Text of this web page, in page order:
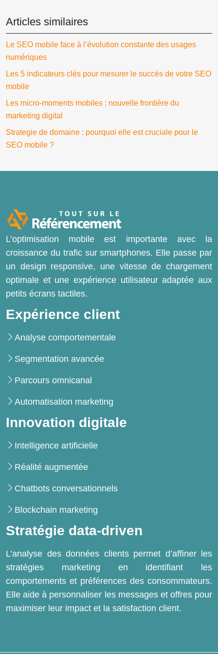
Articles similaires
Le SEO mobile face à l’évolution constante des usages
numériques
Les 5 indicateurs clés pour mesurer le succès de votre SEO
mobile
Les micro-moments mobiles : nouvelle frontière du
marketing digital
Strategie de domaine : pourquoi elle est cruciale pour le
SEO mobile ?
L’optimisation mobile est importante avec la
croissance du trafic sur smartphones. Elle passe par
un design responsive, une vitesse de chargement
optimale et une expérience utilisateur adaptée aux
petits écrans tactiles.
Expérience client
Analyse comportementale
Segmentation avancée
Parcours omnicanal
Automatisation marketing
Innovation digitale
Intelligence artificielle
Réalité augmentée
Chatbots conversationnels
Blockchain marketing
Stratégie data-driven
L’analyse des données clients permet d’affiner les
stratégies marketing en identifiant les
comportements et préférences des consommateurs.
Elle aide à personnaliser les messages et offres pour
maximiser leur impact et la satisfaction client.